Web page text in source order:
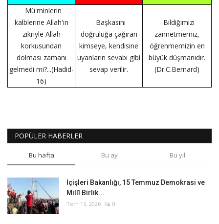
Mü'minlerin
kalblerine Allah'ın
zikriyle Allah
korkusundan
dolması zamanı
gelmedi mi?...(Hadid-
16)
Başkasını
doğruluğa çağıran
kimseye, kendisine
uyanların sevabı gibi
sevap verilir.
Bildiğimizi
zannetmemiz,
öğrenmemizin en
büyük düşmanıdır.
(Dr.C.Bernard)
POPÜLER HABERLER
Bu hafta Bu ay Bu yıl
İçişleri Bakanlığı, 15 Temmuz Demokrasi ve
Millî Birlik...
Tem 15, 2026 0